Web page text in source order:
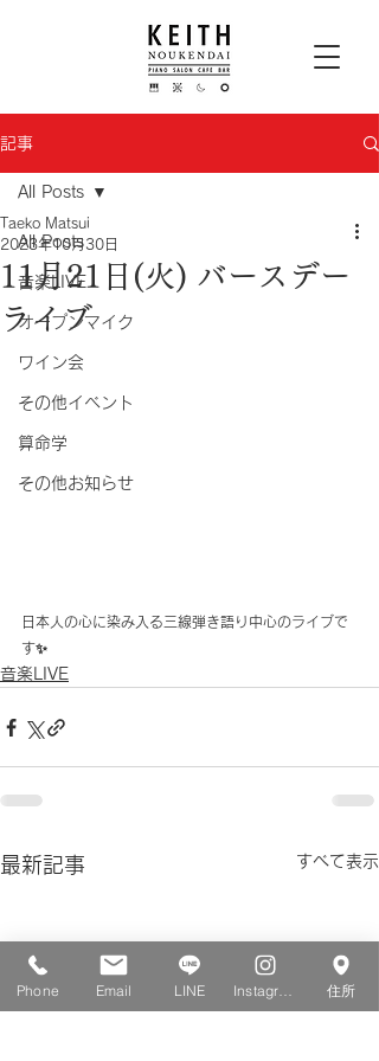
記事
All Posts
音楽LIVE
オープンマイク
ワイン会
その他イベント
算命学
その他お知らせ
All Posts
11月21日(火) バースデー
ライブ
Taeko Matsui
2023年10月30日
日本人の心に染み入る三線弾き語り中心のライブで
す✨
音楽LIVE
最新記事 すべて表示
Phone Email LINE 住所